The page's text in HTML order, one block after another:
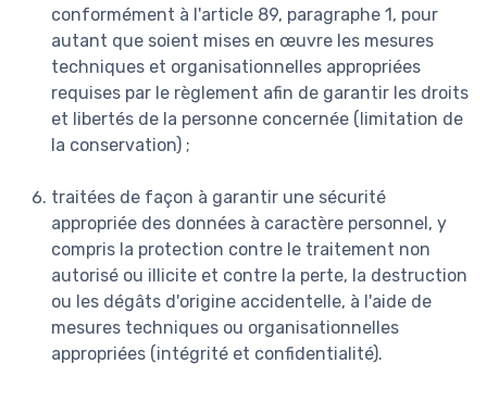
conformément à l'article 89, paragraphe 1, pour
autant que soient mises en œuvre les mesures
techniques et organisationnelles appropriées
requises par le règlement afin de garantir les droits
et libertés de la personne concernée (limitation de
la conservation) ;
traitées de façon à garantir une sécurité
appropriée des données à caractère personnel, y
compris la protection contre le traitement non
autorisé ou illicite et contre la perte, la destruction
ou les dégâts d'origine accidentelle, à l'aide de
mesures techniques ou organisationnelles
appropriées (intégrité et confidentialité).